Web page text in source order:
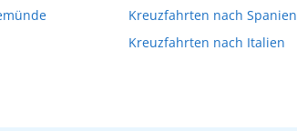
Kreuzfahrten nach Spanien
Kreuzfahrten nach Italien